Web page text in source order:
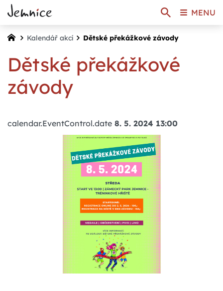
Kalendář akcí Dětské překážkové závody
Dětské překážkové
závody
calendar.EventControl.date 8. 5. 2024 13:00
MENU